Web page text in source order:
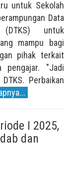
untuk Sekolah
Data
untuk
mampu bagi
pihak terkait
pengajar. "Jadi
Perbaikan
I 2025,
dan